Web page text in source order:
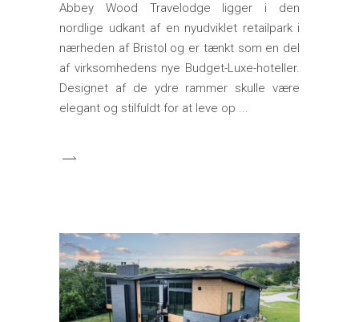
Abbey Wood Travelodge ligger i den
nordlige udkant af en nyudviklet retailpark i
nærheden af Bristol og er tænkt som en del
af virksomhedens nye Budget-Luxe-hoteller.
Designet af de ydre rammer skulle være
elegant og stilfuldt for at leve op